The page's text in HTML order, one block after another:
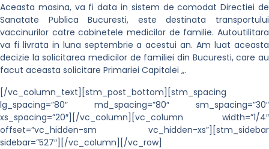
Aceasta masina, va fi data in sistem de comodat Directiei de
Sanatate Publica Bucuresti, este destinata transportului
vaccinurilor catre cabinetele medicilor de familie. Autoutilitara
va fi livrata in luna septembrie a acestui an. Am luat aceasta
decizie la solicitarea medicilor de familiei din Bucuresti, care au
facut aceasta solicitare Primariei Capitalei „.
[/vc_column_text][stm_post_bottom][stm_spacing
lg_spacing=”80″ md_spacing=”80″ sm_spacing=”30″
xs_spacing=”20″][/vc_column][vc_column width=”1/4″
offset=”vc_hidden-sm vc_hidden-xs”][stm_sidebar
sidebar=”527″][/vc_column][/vc_row]